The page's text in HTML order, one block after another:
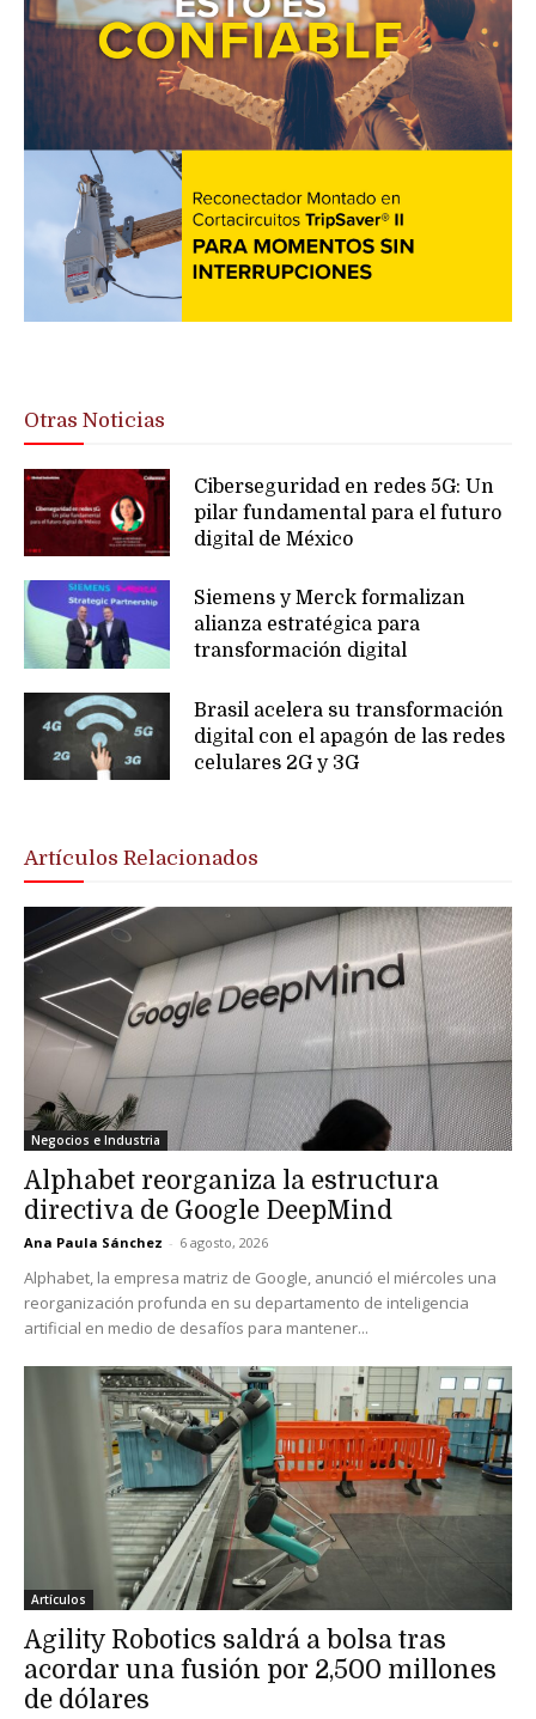
Otras Noticias
Ciberseguridad en redes 5G: Un
pilar fundamental para el futuro
digital de México
Siemens y Merck formalizan
alianza estratégica para
transformación digital
Brasil acelera su transformación
digital con el apagón de las redes
celulares 2G y 3G
Artículos Relacionados
Negocios e Industria
Alphabet reorganiza la estructura
directiva de Google DeepMind
Ana Paula Sánchez - 6 agosto, 2026
Alphabet, la empresa matriz de Google, anunció el miércoles una
reorganización profunda en su departamento de inteligencia
artificial en medio de desafíos para mantener...
Artículos
Agility Robotics saldrá a bolsa tras
acordar una fusión por 2,500 millones
de dólares